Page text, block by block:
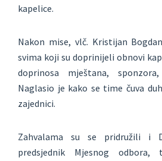
kapelice.
Nakon mise, vlč. Kristijan
svima koji su doprinijeli obnovi
doprinosa mještana,
Naglasio je kako se time čuva
zajednici.
Zahvalama su se pridružili i
predsjednik Mjesnog odbora,